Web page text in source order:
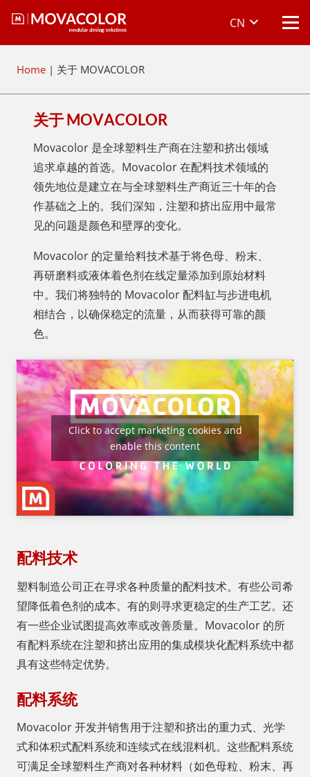
CN
Home | 关于 MOVACOLOR
关于 MOVACOLOR
Movacolor 是全球塑料生产商在注塑和挤出领域
追求卓越的首选。Movacolor 在配料技术领域的
领先地位是建立在与全球塑料生产商近三十年的合
作基础之上的。我们深知，注塑和挤出应用中最常
见的问题是颜色和壁厚的变化。
Movacolor 的定量给料技术基于将色母、粉末、
再研磨料或液体着色剂在线定量添加到原始材料
中。我们将独特的 Movacolor 配料缸与步进电机
相结合，以确保稳定的流量，从而获得可靠的颜
色。
Click to accept marketing cookies and
enable this content
配料技术
塑料制造公司正在寻求各种质量的配料技术。有些公司希
望降低着色剂的成本。有的则寻求更稳定的生产工艺。还
有一些企业试图提高效率或改善质量。Movacolor 的所
有配料系统在注塑和挤出应用的集成模块化配料系统中都
具有这些特定优势。
配料系统
Movacolor 开发并销售用于注塑和挤出的重力式、光学
式和体积式配料系统和连续式在线混料机。这些配料系统
可满足全球塑料生产商对各种材料（如色母粒、粉末、再